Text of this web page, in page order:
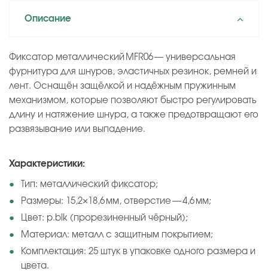
Описание
Фиксатор металлический MFR06 — универсальная
фурнитура для шнуров, эластичных резинок, ремней и
лент. Оснащён защёлкой и надёжным пружинным
механизмом, которые позволяют быстро регулировать
длину и натяжение шнура, а также предотвращают его
развязывание или выпадение.
Характеристики:
Тип: металлический фиксатор;
Размеры: 15,2×18,6 мм, отверстие — 4,6 мм;
Цвет: p.blk (прорезиненный чёрный);
Материал: металл с защитным покрытием;
Комплектация: 25 штук в упаковке одного размера и
цвета.